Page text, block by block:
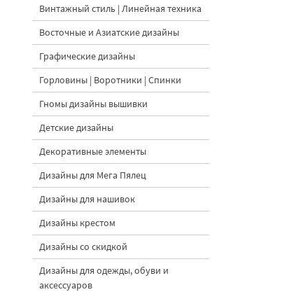
Винтажный стиль | Линейная техника
Восточные и Азиатские дизайны
Графические дизайны
Горловины | Воротники | Спинки
Гномы дизайны вышивки
Детские дизайны
Декоративные элементы
Дизайны для Мега Пялец
Дизайны для нашивок
Дизайны крестом
Дизайны со скидкой
Дизайны для одежды, обуви и
аксессуаров